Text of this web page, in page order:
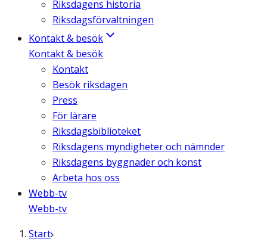
Riksdagens historia
Riksdagsförvaltningen
Kontakt & besök
Kontakt & besök
Kontakt
Besök riksdagen
Press
För lärare
Riksdagsbiblioteket
Riksdagens myndigheter och nämnder
Riksdagens byggnader och konst
Arbeta hos oss
Webb-tv
Webb-tv
Start